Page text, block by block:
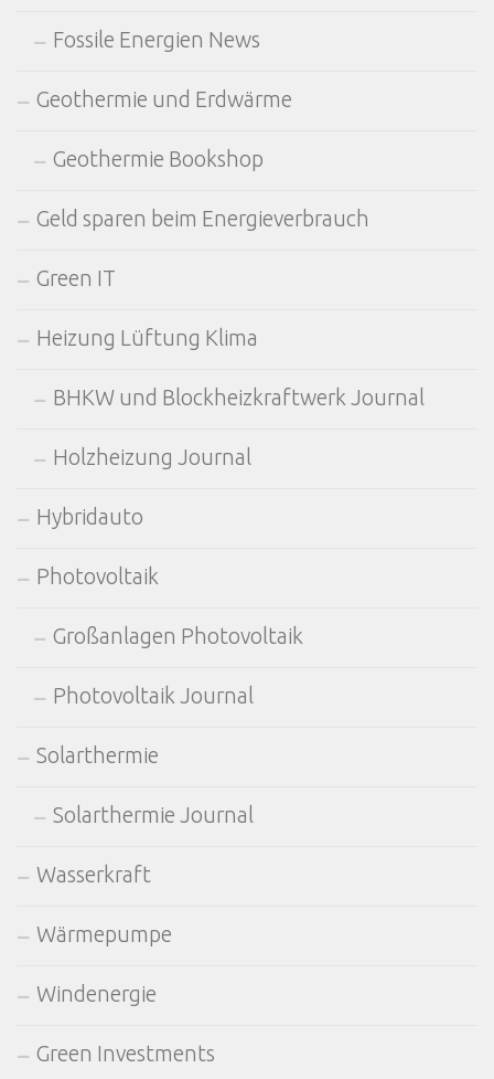
Fossile Energien News
Geothermie und Erdwärme
Geothermie Bookshop
Geld sparen beim Energieverbrauch
Green IT
Heizung Lüftung Klima
BHKW und Blockheizkraftwerk Journal
Holzheizung Journal
Hybridauto
Photovoltaik
Großanlagen Photovoltaik
Photovoltaik Journal
Solarthermie
Solarthermie Journal
Wasserkraft
Wärmepumpe
Windenergie
Green Investments